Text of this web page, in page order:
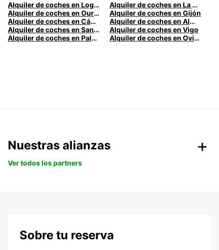
Alquiler de coches en Logroño
Alquiler de coches en La Coruña
Alquiler de coches en Ourense
Alquiler de coches en Gijón
Alquiler de coches en Cádiz
Alquiler de coches en Almería
Alquiler de coches en Santander
Alquiler de coches en Vigo
Alquiler de coches en Palma
Alquiler de coches en Oviedo
Nuestras alianzas
Ver todos los partners
Sobre tu reserva